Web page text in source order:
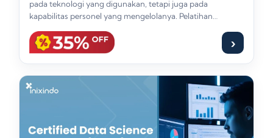
pada teknologi yang digunakan, tetapi juga pada
kapabilitas personel yang mengelolanya. Pelatihan
›